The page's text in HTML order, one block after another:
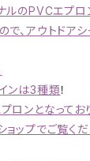
ルのPVCエプ
で、アウトドア
ンは3種類！
ロンとなってお
ョップでご覧く